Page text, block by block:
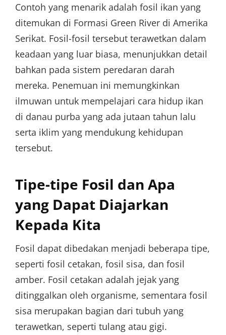
Contoh yang menarik adalah fosil ikan yang
ditemukan di Formasi Green River di Amerika
Serikat. Fosil-fosil tersebut terawetkan dalam
keadaan yang luar biasa, menunjukkan detail
bahkan pada sistem peredaran darah
mereka. Penemuan ini memungkinkan
ilmuwan untuk mempelajari cara hidup ikan
di danau purba yang ada jutaan tahun lalu
serta iklim yang mendukung kehidupan
tersebut.
Tipe-tipe Fosil dan Apa
yang Dapat Diajarkan
Kepada Kita
Fosil dapat dibedakan menjadi beberapa tipe,
seperti fosil cetakan, fosil sisa, dan fosil
amber. Fosil cetakan adalah jejak yang
ditinggalkan oleh organisme, sementara fosil
sisa merupakan bagian dari tubuh yang
terawetkan, seperti tulang atau gigi.